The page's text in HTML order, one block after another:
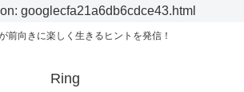
googlecfa21a6db6cdce43.html
前向きに楽しく生きるヒントを発信！
Ring